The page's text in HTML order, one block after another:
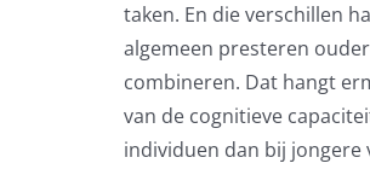
taken. En die verschillen
algemeen presteren
combineren. Dat hangt
van de cognitieve
individuen dan bij jongere